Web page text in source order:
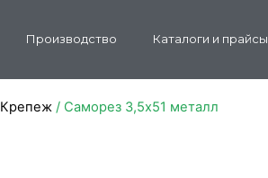
Производство Каталоги и прайсы
Крепеж / Саморез 3,5х51 металл